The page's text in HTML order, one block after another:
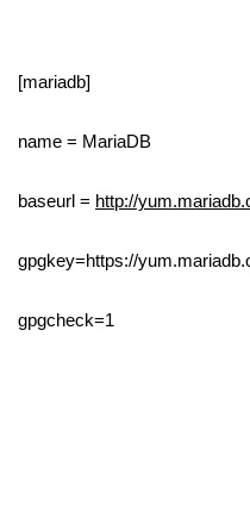
[mariadb]
name = MariaDB
baseurl = http://
gpgkey=https://
gpgcheck=1